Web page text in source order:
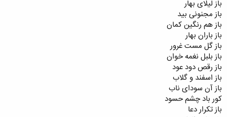
باز لیلای بهار
باز مجنونی بید
باز هم رنگین کمان
باز باران بهار
باز گل مست غرور
باز بلبل نغمه خوان
باز رقص دود عود
باز اسفند و گلاب
باز آن سودای ناب
کور باد چشم حسود
باز تکرار دعا